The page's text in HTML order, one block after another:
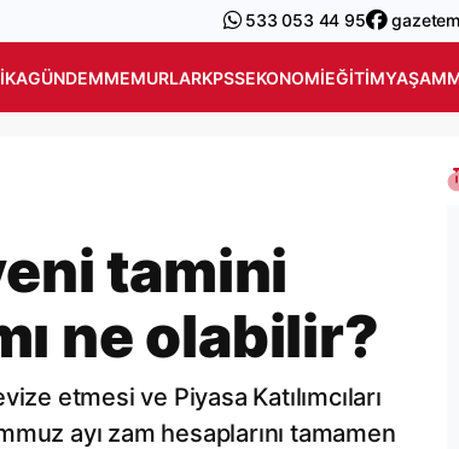
533 053 44 95
GÜNDEMMEMURLARKPSSEKONOMIEĞITIMYAŞAM
tamini
ne olabilir?
etmesi ve Piyasa Katılımcıları
ayı zam hesaplarını tamamen